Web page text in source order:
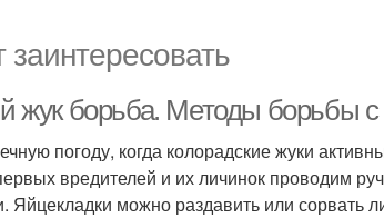
жук борьба. Методы борьбы
погоду, когда колорадские жуки
вредителей и их личинок проводим
Яйцекладки можно раздавить или сорвать